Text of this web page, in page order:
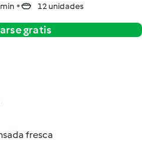
12 unidades
gratis
fresca